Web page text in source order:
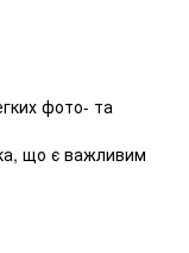
фото- та
що є важливим